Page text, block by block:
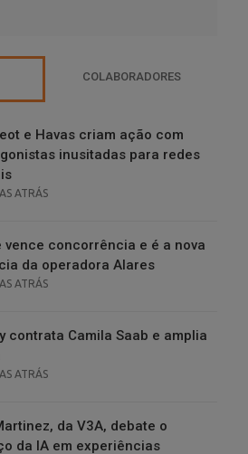
COLABORADORES
e Havas criam ação com
inusitadas para redes
ATRÁS
vence concorrência e é a nova
da operadora Alares
ATRÁS
contrata Camila Saab e amplia
ATRÁS
da V3A, debate o
da IA em experiências